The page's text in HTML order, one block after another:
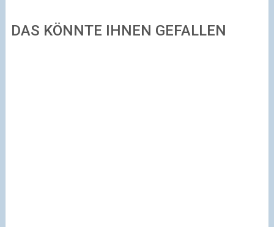
DAS KÖNNTE IHNEN GEFALLEN